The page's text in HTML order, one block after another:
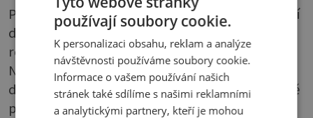
Pak se totiž soustředíme na podstatné věci. Cizí
dítě by asi na obrázku vidělo „tetu“, která je na
roztrhání a nemá čas se smát a hrát si.
Nakreslete si stejně členy své rodiny a velmi
dobře tak přijdete na řešení, jak si život v rodině
přeorganizovat.
používají soubory cookie.
K personalizaci obsahu, reklam a analýze
návštěvnosti používáme soubory cookie.
Informace o vašem používání našich
stránek také sdílíme s našimi reklamními
a analytickými partnery, kteří je mohou